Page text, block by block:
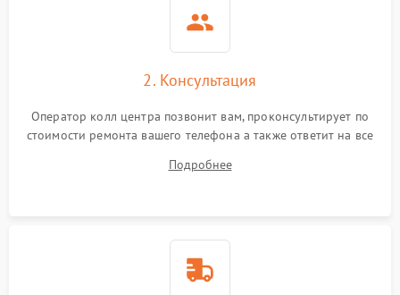
2. Консультация
Оператор колл центра позвонит вам, проконсультирует по
стоимости ремонта вашего телефона а также ответит на все
Подробнее